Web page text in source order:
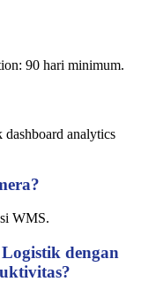
90 hari minimum.
analytics
WMS.
dengan